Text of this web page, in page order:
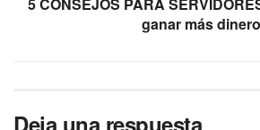
ganar más dinero
Deja una respuesta